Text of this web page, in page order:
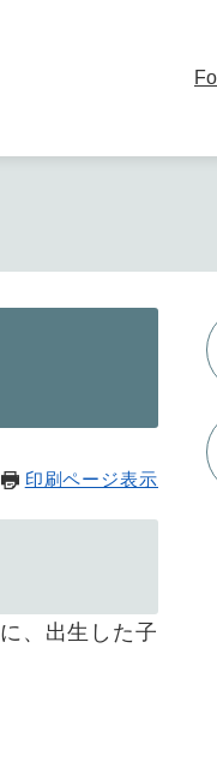
本
印刷ページ表示
、出生した子